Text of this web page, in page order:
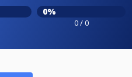
0%
0 / 0